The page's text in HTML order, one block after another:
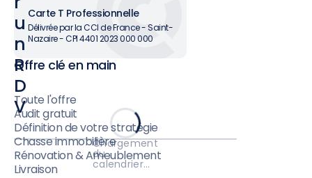
u
n
R
D
V
Chargement
du
calendrier…
Carte T Professionnelle
Délivrée par la CCI de France - Saint-
Nazaire - CPI 4401 2023 000 000
Offre clé en main
Toute l'offre
Audit gratuit
Définition de votre stratégie
Chasse immobilière
Rénovation & Ameublement
Livraison